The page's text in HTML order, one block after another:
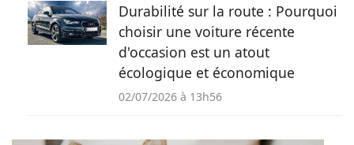
Durabilité sur la route : Pourquoi
choisir une voiture récente
d'occasion est un atout
écologique et économique
02/07/2026 à 13h56